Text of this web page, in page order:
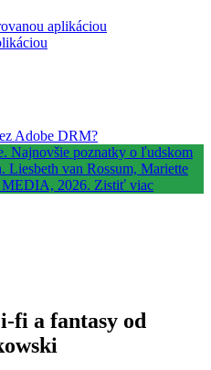
aplikáciou
Adobe DRM?
fi a fantasy od